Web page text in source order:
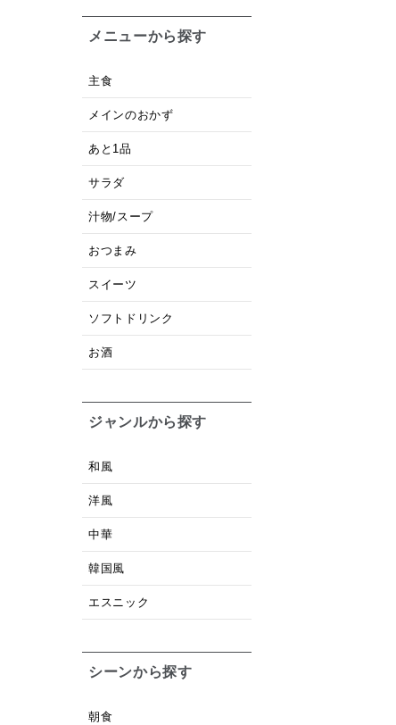
メニューから探す
主食
メインのおかず
あと1品
サラダ
汁物/スープ
おつまみ
スイーツ
ソフトドリンク
お酒
ジャンルから探す
和風
洋風
中華
韓国風
エスニック
シーンから探す
朝食